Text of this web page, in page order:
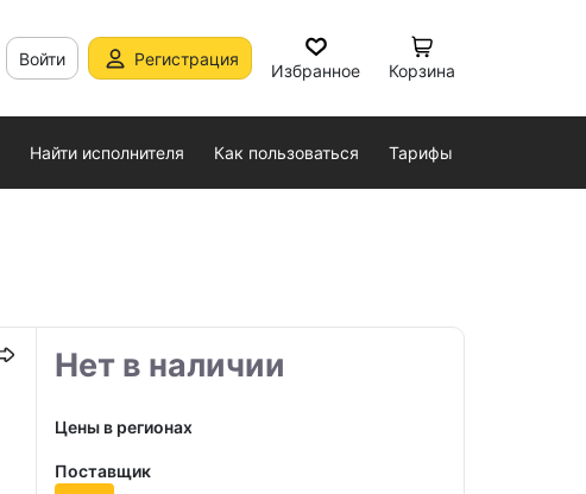
Войти Регистрация
Избранное Корзина
Найти исполнителя Как пользоваться Тарифы
Нет в наличии
Цены в регионах
Поставщик